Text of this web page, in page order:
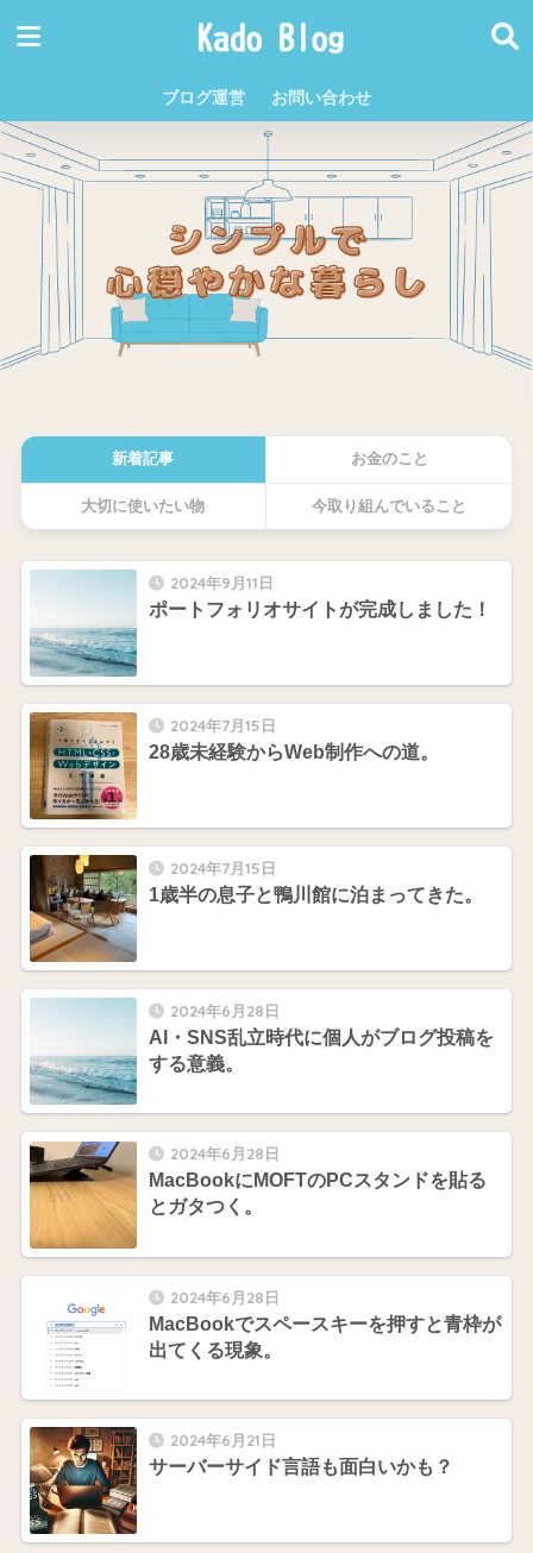
ブログ運営 お問い合わせ
新着記事 お金のこと
大切に使いたい物 今取り組んでいること
2024年9月11日
ポートフォリオサイトが完成しました！
2024年7月15日
28歳未経験からWeb制作への道。
2024年7月15日
1歳半の息子と鴨川館に泊まってきた。
2024年6月28日
AI・SNS乱立時代に個人がブログ投稿を
する意義。
2024年6月28日
MacBookにMOFTのPCスタンドを貼る
とガタつく。
2024年6月28日
MacBookでスペースキーを押すと青枠が
出てくる現象。
2024年6月21日
サーバーサイド言語も面白いかも？